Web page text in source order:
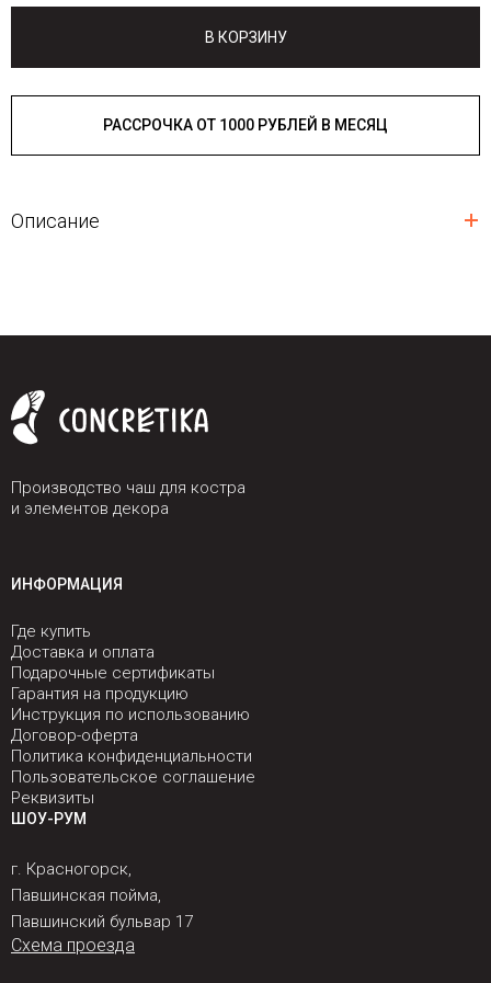
В КОРЗИНУ
РАССРОЧКА ОТ 1000 РУБЛЕЙ В МЕСЯЦ
Описание
Производство чаш для костра
и элементов декора
ИНФОРМАЦИЯ
Где купить
Доставка и оплата
Подарочные сертификаты
Гарантия на продукцию
Инструкция по использованию
Договор-оферта
Политика конфиденциальности
Пользовательское соглашение
Реквизиты
ШОУ-РУМ
г. Красногорск,
Павшинская пойма,
Павшинский бульвар 17
Схема проезда